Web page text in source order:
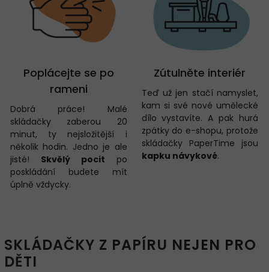
Poplácejte se po
rameni
Dobrá práce! Malé
skládačky zaberou 20
minut, ty nejsložitější i
několik hodin. Jedno je ale
jisté! Skvělý pocit po
poskládání budete mít
úplně vždycky.
Zútulněte interiér
Teď už jen stačí namyslet,
kam si své nové umělecké
dílo vystavíte. A pak hurá
zpátky do e-shopu, protože
skládačky PaperTime jsou
kapku návykové.
SKLÁDAČKY Z PAPÍRU NEJEN PRO
DĚTI